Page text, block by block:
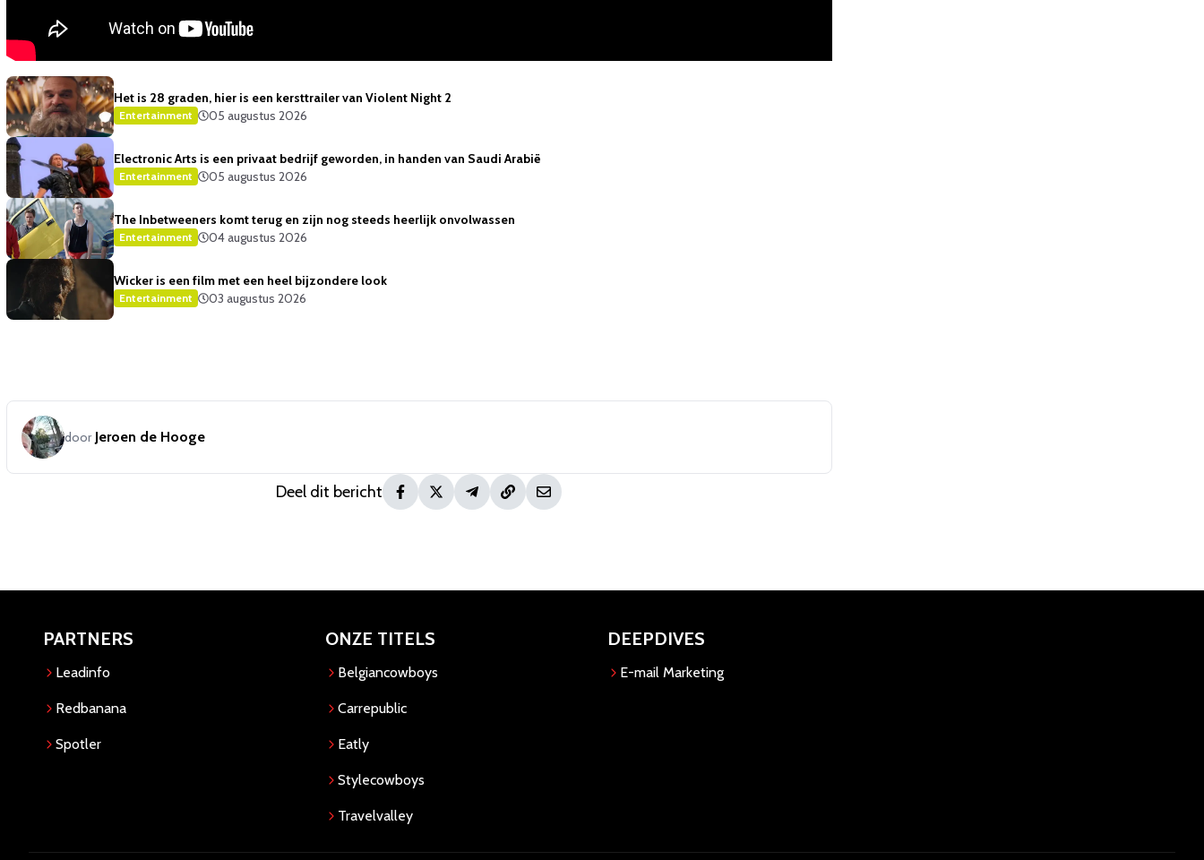
Het is 28 graden, hier is een kersttrailer van Violent Night 2
Entertainment 05 augustus 2026
Electronic Arts is een privaat bedrijf geworden, in handen van Saudi Arabië
Entertainment 05 augustus 2026
The Inbetweeners komt terug en zijn nog steeds heerlijk onvolwassen
Entertainment 04 augustus 2026
Wicker is een film met een heel bijzondere look
Entertainment 03 augustus 2026
door Jeroen de Hooge
Deel dit bericht
PARTNERS
Leadinfo
Redbanana
Spotler
ONZE TITELS
Belgiancowboys
Carrepublic
Eatly
Stylecowboys
Travelvalley
DEEPDIVES
E-mail Marketing